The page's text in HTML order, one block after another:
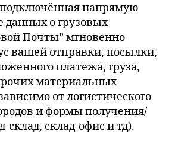
напрямую
данных о грузовых
Почты” мгновенно
вашей отправки, посылки,
платежа, груза,
материальных
от логистического
и формы получения/
склад, склад-офис и тд).